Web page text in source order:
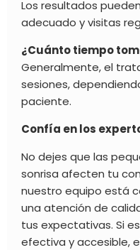
Los resultados
adecuado y visitas
¿Cuánto tiempo
Generalmente, el
sesiones,
paciente.
Confía en los
No dejes que las
sonrisa afecten tu
nuestro equipo está
una atención de
tus expectativas. Si
efectiva y accesible,